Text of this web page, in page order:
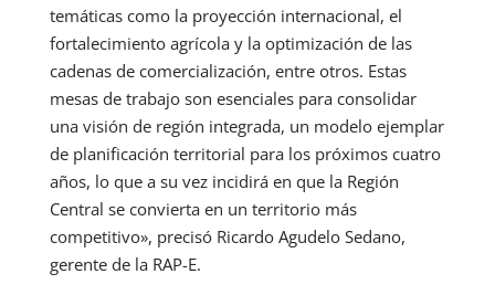
temáticas como la proyección internacional, el
fortalecimiento agrícola y la optimización de las
cadenas de comercialización, entre otros. Estas
mesas de trabajo son esenciales para consolidar
una visión de región integrada, un modelo ejemplar
de planificación territorial para los próximos cuatro
años, lo que a su vez incidirá en que la Región
Central se convierta en un territorio más
competitivo», precisó Ricardo Agudelo Sedano,
gerente de la RAP-E.